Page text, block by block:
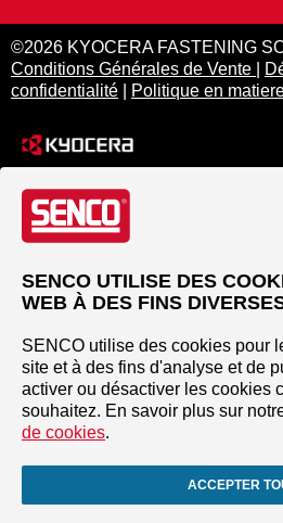
©2026 KYOCERA FASTENING
Conditions Générales de Vente
confidentialité
Politique en
SENCO UTILISE DES
WEB À DES FINS
SENCO utilise des cookies pour
site et à des fins d'analyse et de
activer ou désactiver les cookies
souhaitez. En savoir plus sur
de cookies.
ACCEPTER